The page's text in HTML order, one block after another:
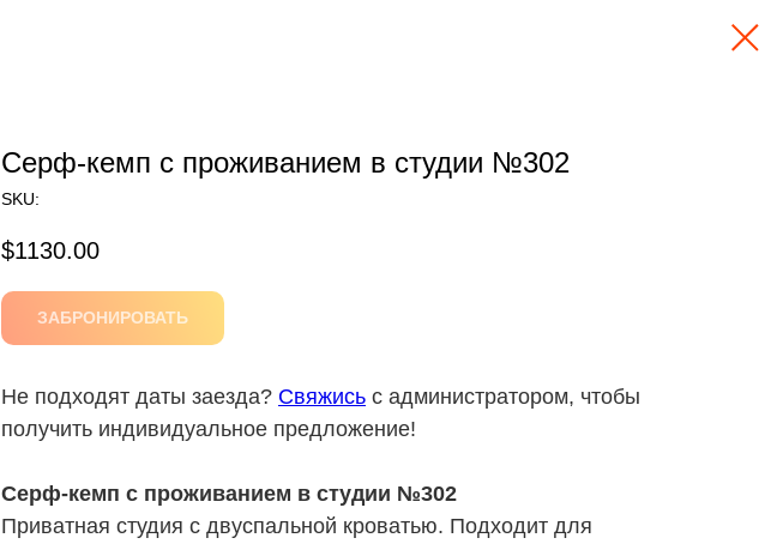
Серф-кемп с проживанием в студии №302
SKU:
$1130.00
ЗАБРОНИРОВАТЬ
Не подходят даты заезда? Свяжись с администратором, чтобы
получить индивидуальное предложение!
Серф-кемп с проживанием в студии №302
Приватная студия с двуспальной кроватью. Подходит для